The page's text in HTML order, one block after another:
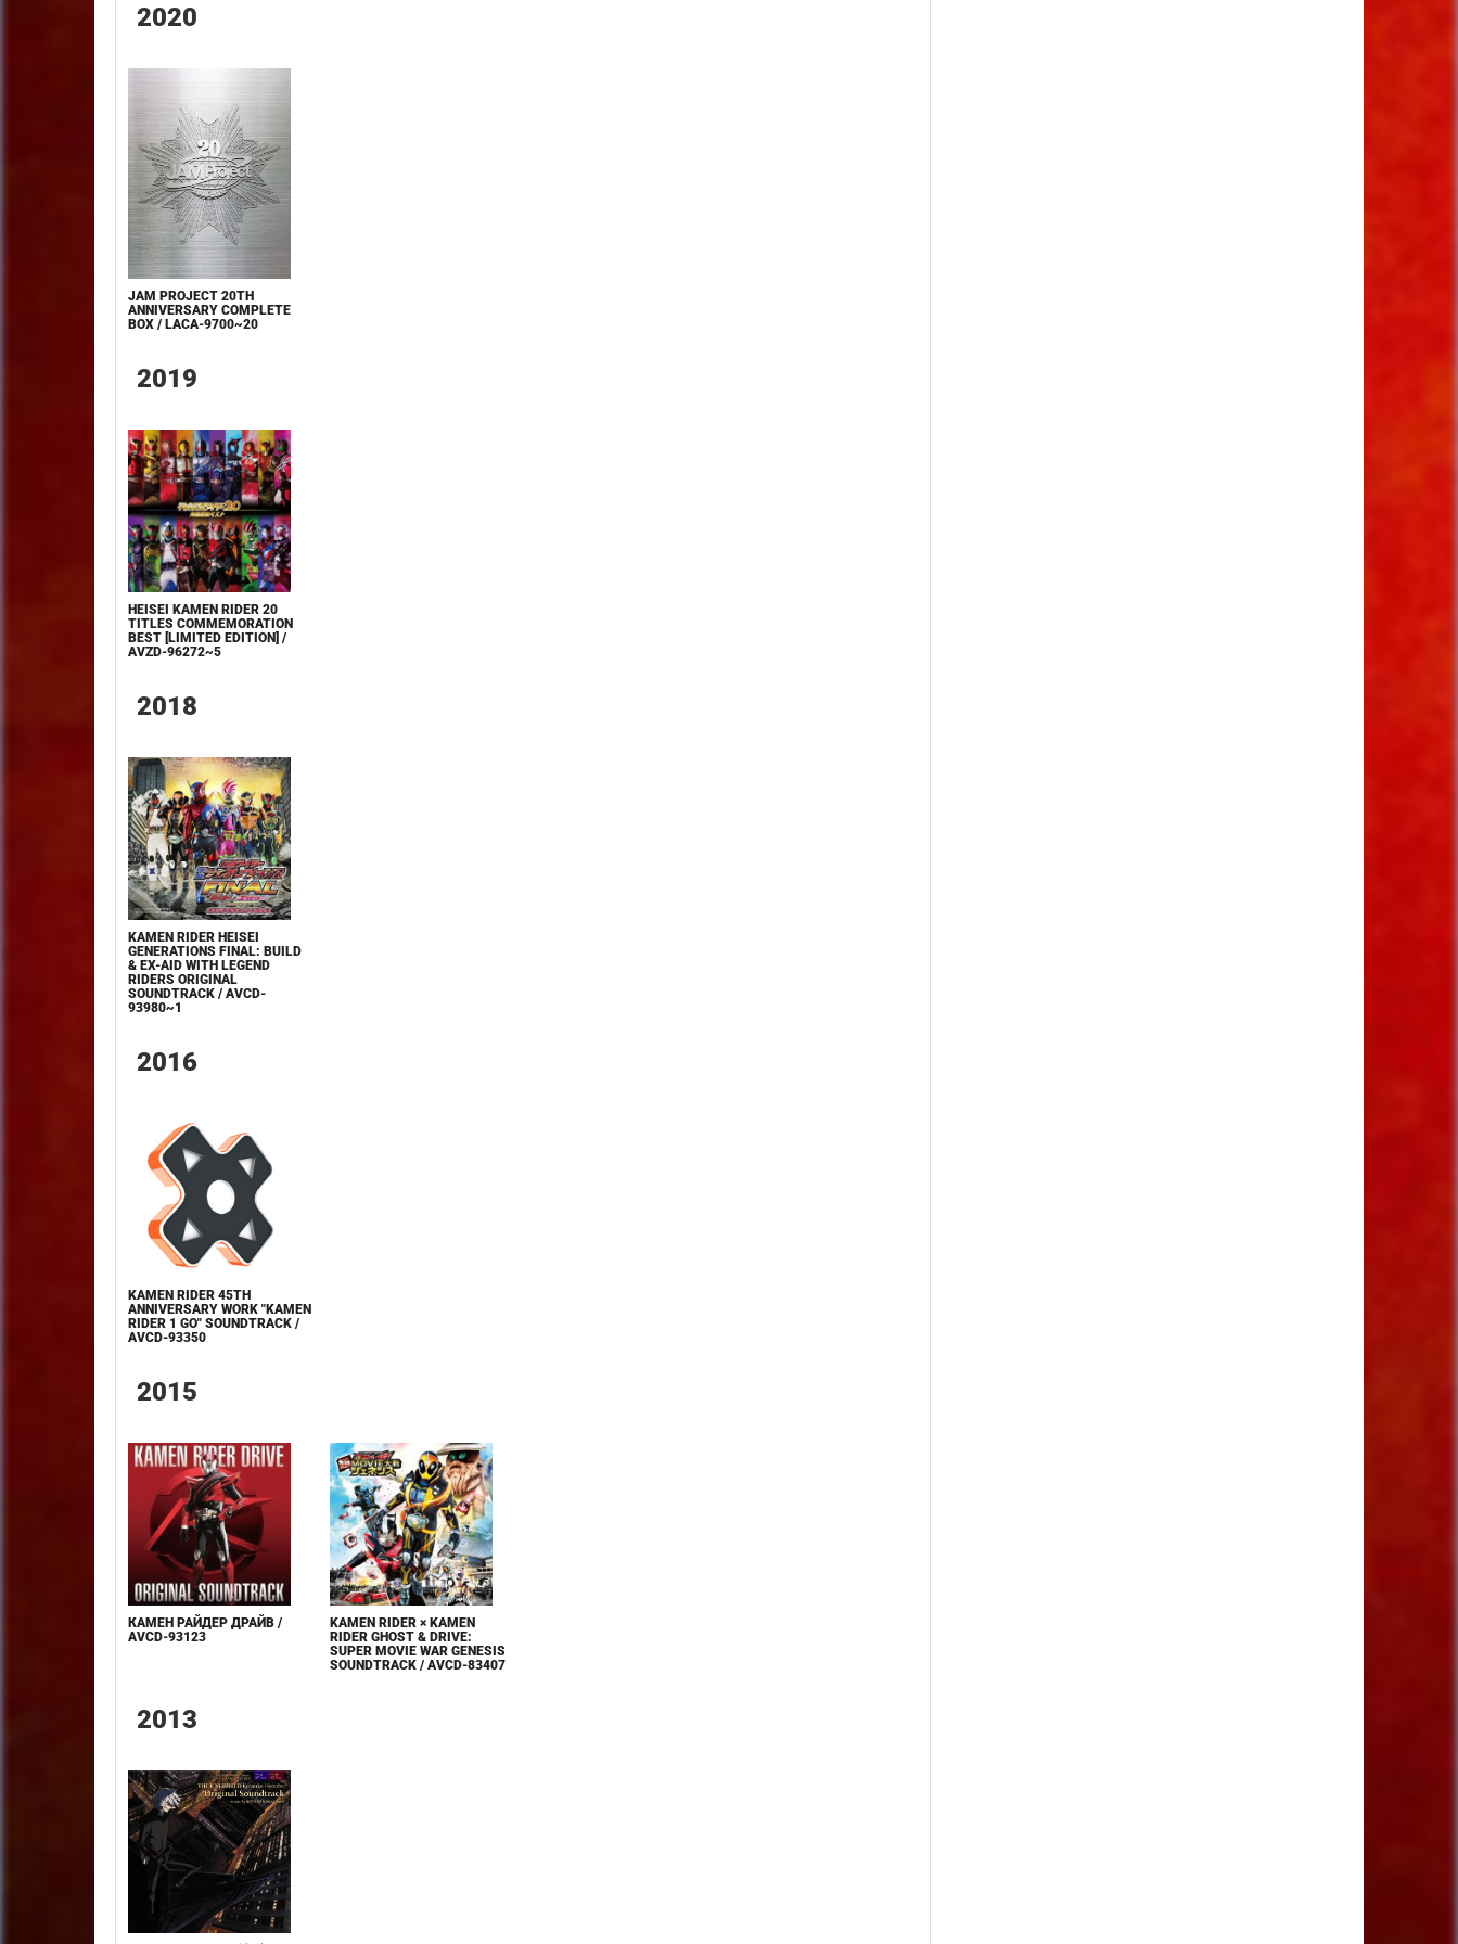
2020
JAM PROJECT 20TH
ANNIVERSARY COMPLETE
BOX / LACA-9700~20
2019
HEISEI KAMEN RIDER 20
TITLES COMMEMORATION
BEST [LIMITED EDITION] /
AVZD-96272~5
2018
KAMEN RIDER HEISEI
GENERATIONS FINAL: BUILD
& EX-AID WITH LEGEND
RIDERS ORIGINAL
SOUNDTRACK / AVCD-
93980~1
2016
KAMEN RIDER 45TH
ANNIVERSARY WORK "KAMEN
RIDER 1 GO" SOUNDTRACK /
AVCD-93350
2015
КАМЕН РАЙДЕР ДРАЙВ /
AVCD-93123
KAMEN RIDER × KAMEN
RIDER GHOST & DRIVE:
SUPER MOVIE WAR GENESIS
SOUNDTRACK / AVCD-83407
2013